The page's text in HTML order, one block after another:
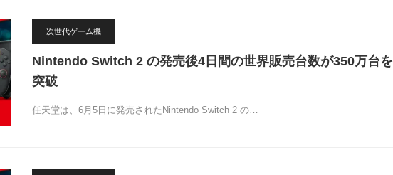
次世代ゲーム機
Nintendo Switch 2 の発売後4日間の世界販売台数が350万台を
突破
任天堂は、6月5日に発売されたNintendo Switch 2 の…